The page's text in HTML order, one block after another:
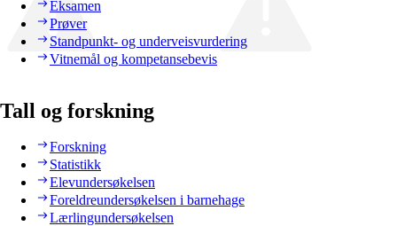
Eksamen
Prøver
Standpunkt- og underveisvurdering
Vitnemål og kompetansebevis
Tall og forskning
Forskning
Statistikk
Elevundersøkelsen
Foreldreundersøkelsen i barnehage
Lærlingundersøkelsen